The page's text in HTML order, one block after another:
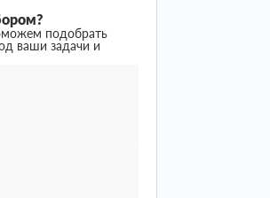
подобрать
ваши задачи и